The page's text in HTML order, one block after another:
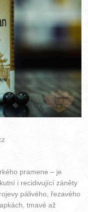
pramene – je
i recidivující záněty
pálivého, řezavého
tmavé až